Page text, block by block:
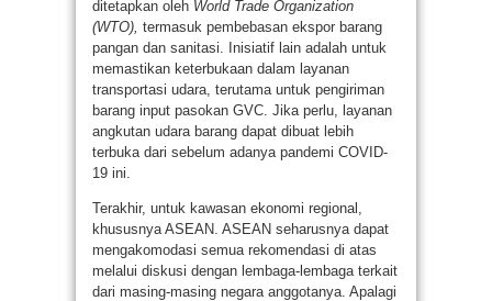
ditetapkan oleh World Trade Organization
(WTO), termasuk pembebasan ekspor barang
pangan dan sanitasi. Inisiatif lain adalah untuk
memastikan keterbukaan dalam layanan
transportasi udara, terutama untuk pengiriman
barang input pasokan GVC. Jika perlu, layanan
angkutan udara barang dapat dibuat lebih
terbuka dari sebelum adanya pandemi COVID-
19 ini.
Terakhir, untuk kawasan ekonomi regional,
khususnya ASEAN. ASEAN seharusnya dapat
mengakomodasi semua rekomendasi di atas
melalui diskusi dengan lembaga-lembaga terkait
dari masing-masing negara anggotanya. Apalagi